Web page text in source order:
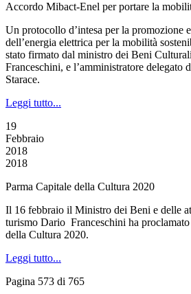
Accordo Mibact-Enel per portare la
Un protocollo d’intesa per la promozione
dell’energia elettrica per la mobilità
stato firmato dal ministro dei Beni
Franceschini, e l’amministratore delegato
Starace.
Leggi tutto...
19
Febbraio
2018
2018
Parma Capitale della Cultura 2020
Il 16 febbraio il Ministro dei Beni e delle
turismo Dario Franceschini ha
della Cultura 2020.
Leggi tutto...
Pagina 573 di 765